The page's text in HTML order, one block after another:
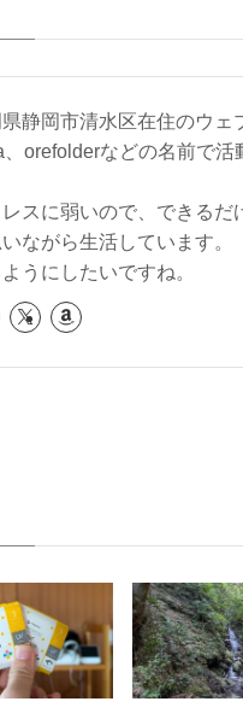
静岡市清水区在住のウェ
、orefolderなどの名前で活
レスに弱いので、できる
いながら生活しています
うにしたいですね。